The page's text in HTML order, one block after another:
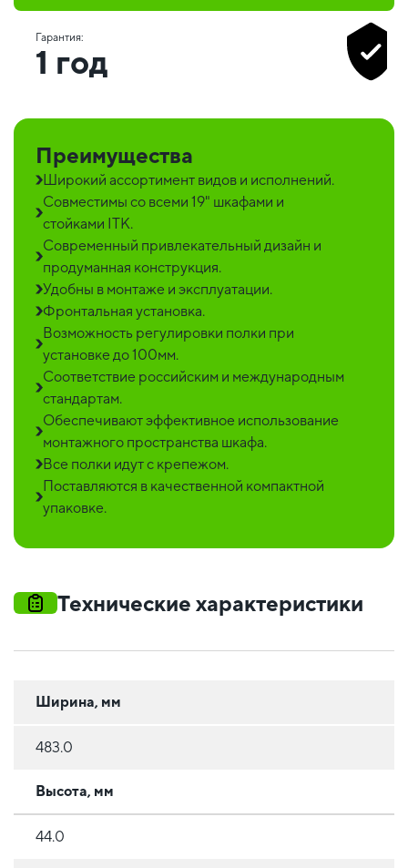
Гарантия:
1 год
Преимущества
Широкий ассортимент видов и исполнений.
Совместимы со всеми 19" шкафами и
стойками ITK.
Современный привлекательный дизайн и
продуманная конструкция.
Удобны в монтаже и эксплуатации.
Фронтальная установка.
Возможность регулировки полки при
установке до 100мм.
Соответствие российским и международным
стандартам.
Обеспечивают эффективное использование
монтажного пространства шкафа.
Все полки идут с крепежом.
Поставляются в качественной компактной
упаковке.
Технические характеристики
Ширина, мм
483.0
Высота, мм
44.0